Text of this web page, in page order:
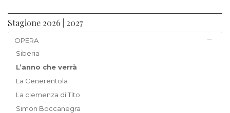
Stagione 2026 | 2027
OPERA
Siberia
L’anno che verrà
La Cenerentola
La clemenza di Tito
Simon Boccanegra